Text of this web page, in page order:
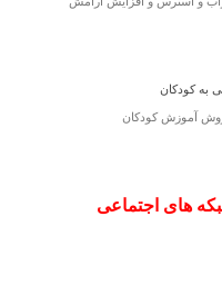
به کودکان
های اجتماعی